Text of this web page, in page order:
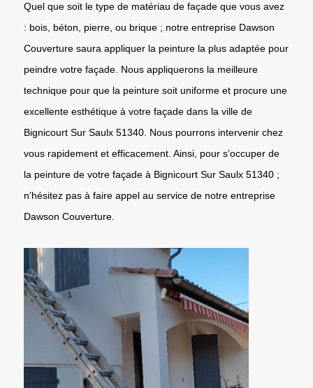
Quel que soit le type de matériau de façade que vous avez
: bois, béton, pierre, ou brique ; notre entreprise Dawson
Couverture saura appliquer la peinture la plus adaptée pour
peindre votre façade. Nous appliquerons la meilleure
technique pour que la peinture soit uniforme et procure une
excellente esthétique à votre façade dans la ville de
Bignicourt Sur Saulx 51340. Nous pourrons intervenir chez
vous rapidement et efficacement. Ainsi, pour s’occuper de
la peinture de votre façade à Bignicourt Sur Saulx 51340 ;
n’hésitez pas à faire appel au service de notre entreprise
Dawson Couverture.